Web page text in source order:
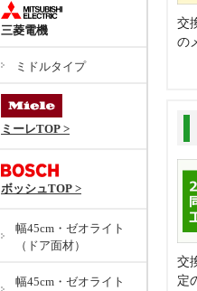
交
の
交
定
三菱電機
ミドルタイプ
ミーレTOP >
ボッシュTOP >
幅45cm・ゼオライト
（ドア面材）
幅45cm・ゼオライト